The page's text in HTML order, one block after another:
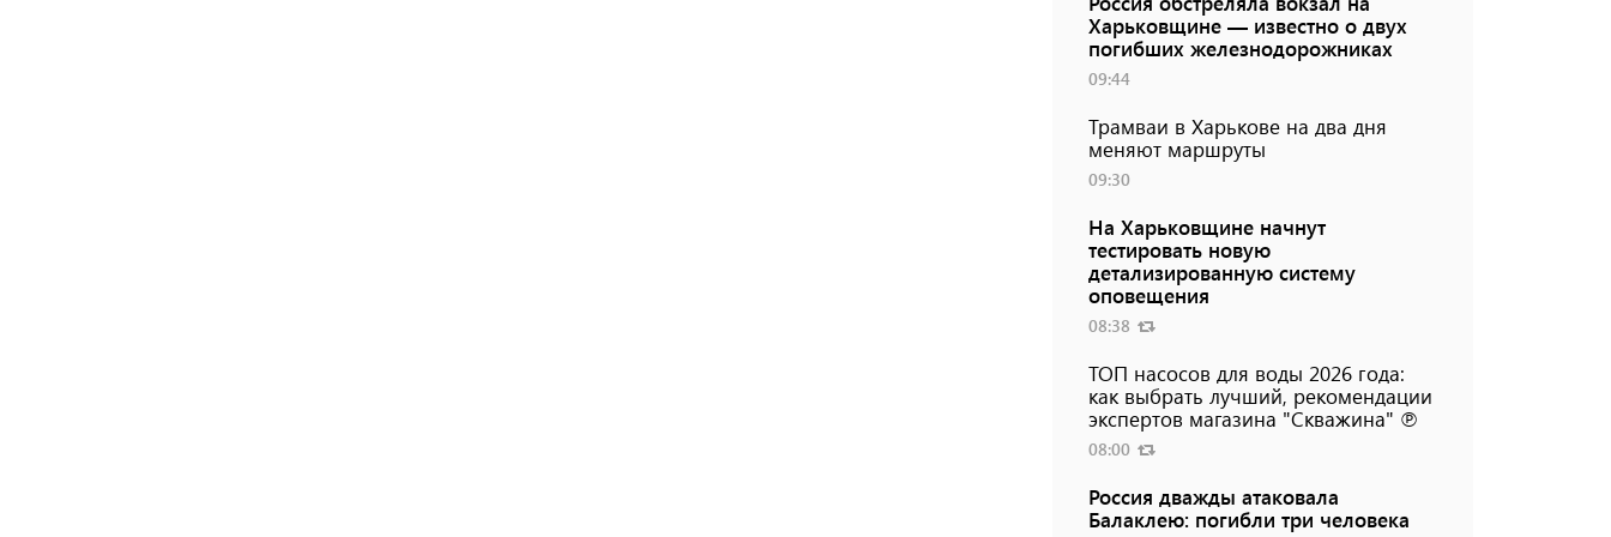
Харьковщине — известно о двух
погибших железнодорожниках
09:44
Трамваи в Харькове на два дня
меняют маршруты
09:30
На Харьковщине начнут
тестировать новую
детализированную систему
оповещения
08:38
ТОП насосов для воды 2026 года:
как выбрать лучший, рекомендации
экспертов магазина "Скважина" ℗
08:00
Россия дважды атаковала
Балаклею: погибли три человека